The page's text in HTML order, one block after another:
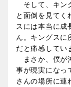
そして、キン
と面倒を見てく
スには本当に成
ん。キングスに
だと痛感してい
まさか、僕が
事が現実になっ
さんの場所に連